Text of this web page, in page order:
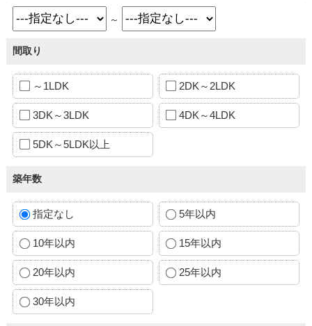
～
間取り
～1LDK 2DK～2LDK
3DK～3LDK 4DK～4LDK
5DK～5LDK以上
築年数
指定なし 5年以内
10年以内 15年以内
20年以内 25年以内
30年以内